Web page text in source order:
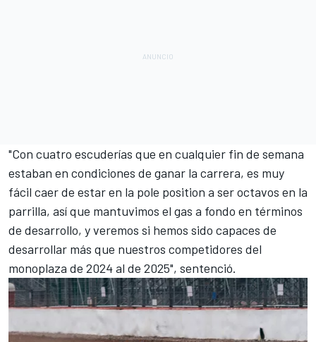
"Con cuatro escuderías que en cualquier fin de semana
estaban en condiciones de ganar la carrera, es muy
fácil caer de estar en la pole position a ser octavos en la
parrilla, así que mantuvimos el gas a fondo en términos
de desarrollo, y veremos si hemos sido capaces de
desarrollar más que nuestros competidores del
monoplaza de 2024 al de 2025", sentenció.